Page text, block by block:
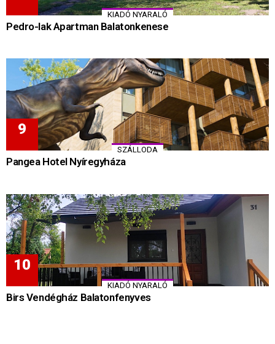
KIADÓ NYARALÓ
Pedro-lak Apartman Balatonkenese
SZÁLLODA
Pangea Hotel Nyíregyháza
KIADÓ NYARALÓ
Birs Vendégház Balatonfenyves